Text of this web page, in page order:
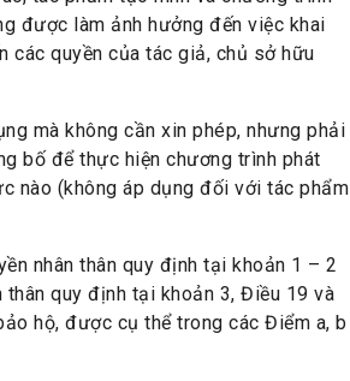
được làm ảnh hưởng đến việc khai
các quyền của tác giả, chủ sở hữu
mà không cần xin phép, nhưng phải
bố để thực hiện chương trình phát
nào (không áp dụng đối với tác phẩm
nhân thân quy định tại khoản 1 – 2
thân quy định tại khoản 3, Điều 19 và
hộ, được cụ thể trong các Điểm a, b